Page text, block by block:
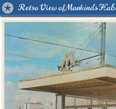
Retro View of Mankind's